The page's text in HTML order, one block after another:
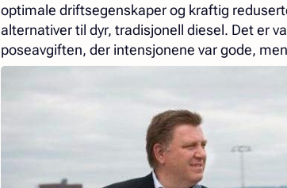
optimale driftsegenskaper og kraftig
alternativer til dyr, tradisjonell diesel. Det er
poseavgiften, der intensjonene var gode,